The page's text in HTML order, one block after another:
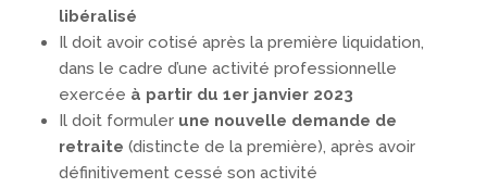
libéralisé
Il doit avoir cotisé après la première liquidation,
dans le cadre d’une activité professionnelle
exercée à partir du 1er janvier 2023
Il doit formuler une nouvelle demande de
retraite(distincte de la première), après avoir
définitivement cessé son activité